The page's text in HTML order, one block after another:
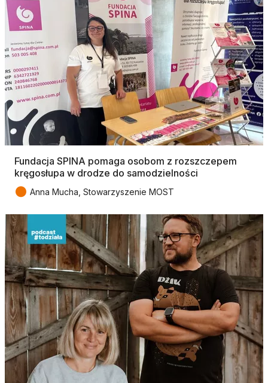
Fundacja SPINA pomaga osobom z rozszczepem
kręgosłupa w drodze do samodzielności
● Anna Mucha, Stowarzyszenie MOST